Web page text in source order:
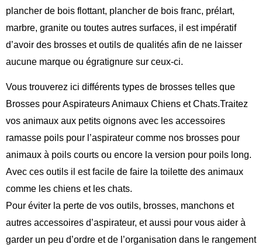
plancher de bois flottant, plancher de bois franc, prélart,
marbre, granite ou toutes autres surfaces, il est impératif
d’avoir des brosses et outils de qualités afin de ne laisser
aucune marque ou égratignure sur ceux-ci.
Vous trouverez ici différents types de brosses telles que
Brosses pour Aspirateurs Animaux Chiens et Chats.Traitez
vos animaux aux petits oignons avec les accessoires
ramasse poils pour l’aspirateur comme nos brosses pour
animaux à poils courts ou encore la version pour poils long.
Avec ces outils il est facile de faire la toilette des animaux
comme les chiens et les chats.
Pour éviter la perte de vos outils, brosses, manchons et
autres accessoires d’aspirateur, et aussi pour vous aider à
garder un peu d’ordre et de l’organisation dans le rangement